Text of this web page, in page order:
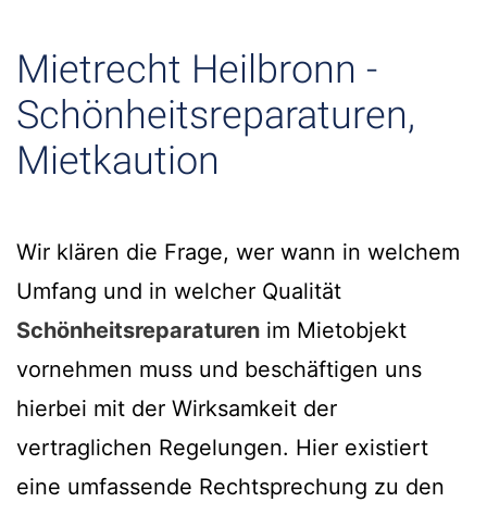
Mietrecht Heilbronn -
Schönheitsreparaturen,
Mietkaution
Wir klären die Frage, wer wann in welchem
Umfang und in welcher Qualität
Schönheitsreparaturen im Mietobjekt
vornehmen muss und beschäftigen uns
hierbei mit der Wirksamkeit der
vertraglichen Regelungen. Hier existiert
eine umfassende Rechtsprechung zu den